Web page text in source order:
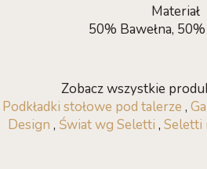
Materiał
50% Bawełna,
Zobacz wszystkie
Podkładki stołowe pod talerze ,
Design , Świat wg Seletti , Seletti